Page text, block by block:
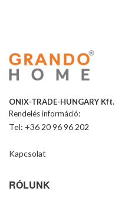
ONIX-TRADE-HUNGARY Kft.
Rendelés információ:
Tel: +36 20 96 96 202
Kapcsolat
RÓLUNK